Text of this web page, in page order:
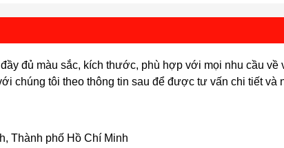
đủ màu sắc, kích thước, phù hợp với mọi nhu cầu về
chúng tôi theo thông tin sau để được tư vấn chi tiết và
Thành phố Hồ Chí Minh